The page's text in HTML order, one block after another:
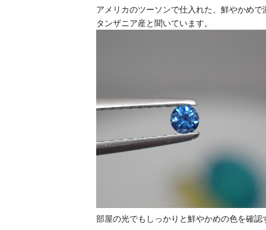
アメリカのツーソンで仕入れた、鮮やかめ
タンザニア産と聞いています。
部屋の光でもしっかりと鮮やかめの色を確認